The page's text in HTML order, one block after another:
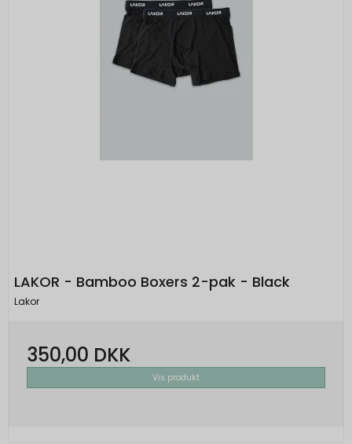
LAKOR - Bamboo Boxers 2-pak - Black
Lakor
350,00 DKK
Vis produkt
Brugt af Google med formål at levere en